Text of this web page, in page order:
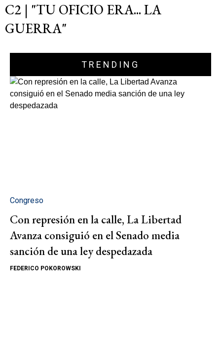
C2 | "TU OFICIO ERA... LA
GUERRA"
TRENDING
Congreso
Con represión en la calle, La Libertad
Avanza consiguió en el Senado media
sanción de una ley despedazada
FEDERICO POKOROWSKI